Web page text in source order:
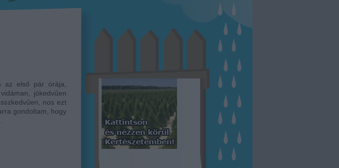
az első pár órája,
jókedvűen
nos ezt
gondoltam, hogy